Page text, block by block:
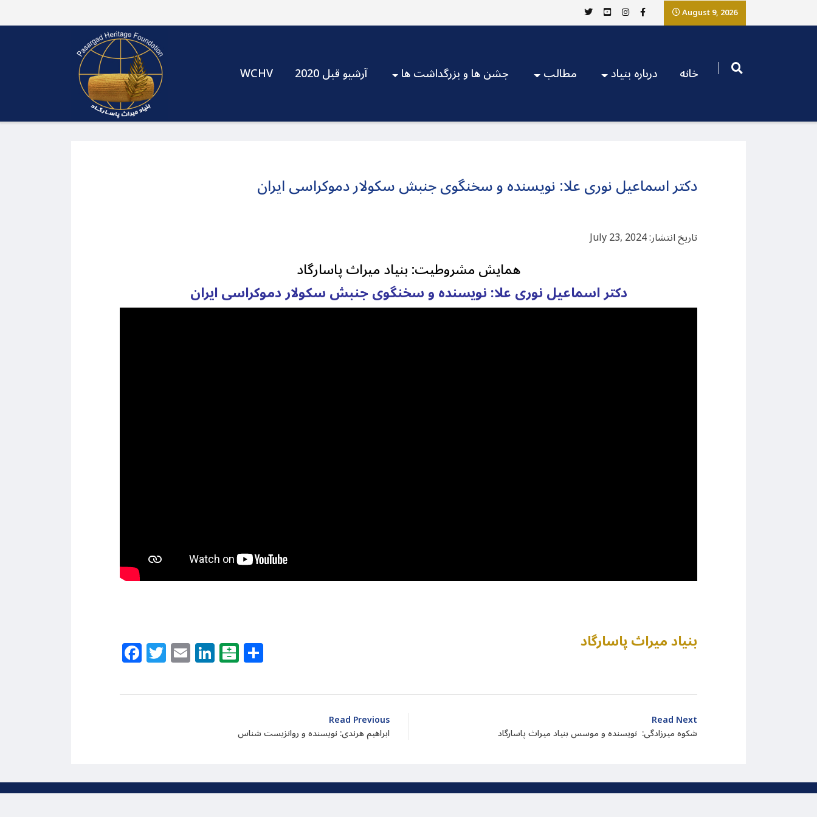
August 9, 2026
WCHV آرشیو قبل 2020 جشن ها و بزرگداشت ها مطالب درباره بنیاد خانه
دکتر اسماعیل نوری علا:‌ نویسنده و سخنگوی جنبش سکولار دموکراسی ایران
تاریخ انتشار: July 23, 2024
همایش مشروطیت:‌ بنیاد میراث پاسارگاد
دکتر اسماعیل نوری علا:‌ نویسنده و سخنگوی جنبش سکولار دموکراسی ایران
Facebook
Twitter
EmailLinkedIn
Balatarin بنیاد میراث پاسارگاد
Read Previous
ابراهیم هرندی: نویسنده و روانزیست شناس
Read Next
شکوه میرزادگی: نویسنده و موسس بنیاد میراث پاسارگاد